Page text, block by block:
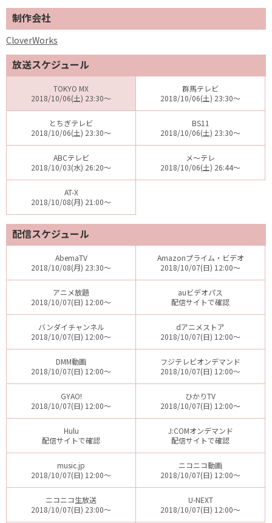
制作会社
CloverWorks
放送スケジュール
TOKYO MX
2018/10/06(土) 23:30～
群馬テレビ
2018/10/06(土) 23:30～
とちぎテレビ
2018/10/06(土) 23:30～
BS11
2018/10/06(土) 23:30～
ABCテレビ
2018/10/03(水) 26:20～
メ～テレ
2018/10/06(土) 26:44～
AT-X
2018/10/08(月) 21:00～
配信スケジュール
AbemaTV
2018/10/08(月) 23:30～
Amazonプライム・ビデオ
2018/10/07(日) 12:00～
アニメ放題
2018/10/07(日) 12:00～
auビデオパス
配信サイトで確認
バンダイチャンネル
2018/10/07(日) 12:00～
dアニメストア
2018/10/07(日) 12:00～
DMM動画
2018/10/07(日) 12:00～
フジテレビオンデマンド
2018/10/07(日) 12:00～
GYAO!
2018/10/07(日) 12:00～
ひかりTV
2018/10/07(日) 12:00～
Hulu
配信サイトで確認
J:COMオンデマンド
配信サイトで確認
music.jp
2018/10/07(日) 12:00～
ニコニコ動画
2018/10/07(日) 12:00～
ニコニコ生放送
2018/10/07(日) 23:00～
U-NEXT
2018/10/07(日) 12:00～